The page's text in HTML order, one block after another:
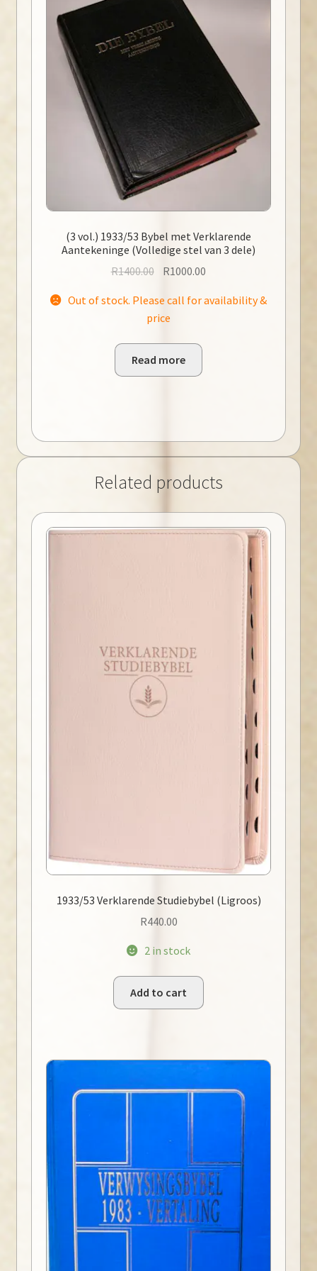
(3 vol.) 1933/53 Bybel met Verklarende
Aantekeninge (Volledige stel van 3 dele)
R1400.00 Original
was:
R1400.00.
R1000.00
is:
Out of stock. Please call for availability &
price
Read more
Related products
1933/53 Verklarende Studiebybel (Ligroos)
R440.00
2 in stock
Add to cart